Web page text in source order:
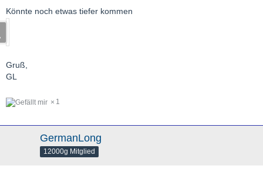
Könnte noch etwas tiefer kommen
Gruß,
GL
1
GermanLong
12000g Mitglied